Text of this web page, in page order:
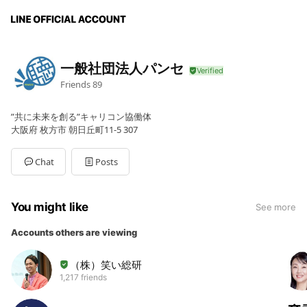
一般社団法人パンセ
Friends89
”共に未来を創る”キャリコン協働体
大阪府 枚方市 朝日丘町11-5 307
Chat Posts
You might like See more
Accounts others are viewing
（株）笑い総研
1,217 friends